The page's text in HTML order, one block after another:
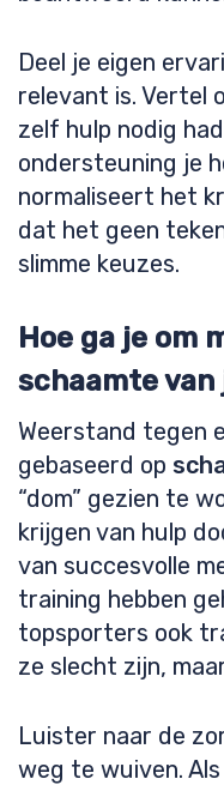
Deel je eigen
relevant is. Vertel
zelf hulp nodig
ondersteuning je
normaliseert het
dat het geen
slimme keuzes.
Hoe ga je om
schaamte van
Weerstand tegen
gebaseerd op
“dom” gezien te
krijgen van hulp
van succesvolle
training hebben
topsporters ook
ze slecht zijn,
Luister naar de
weg te wuiven.